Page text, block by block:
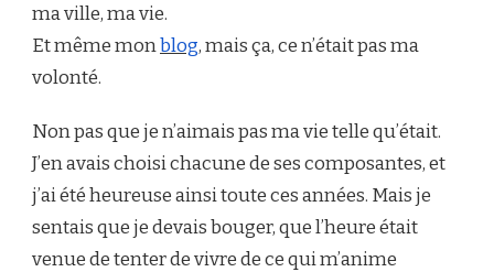
ma ville, ma vie.
Et même monblog, mais ça, ce n’était pas ma
volonté.
Non pas que je n’aimais pas ma vie telle qu’était.
J’en avais choisi chacune de ses composantes, et
j’ai été heureuse ainsi toute ces années. Mais je
sentais que je devais bouger, que l’heure était
venue de tenter de vivre de ce qui m’anime